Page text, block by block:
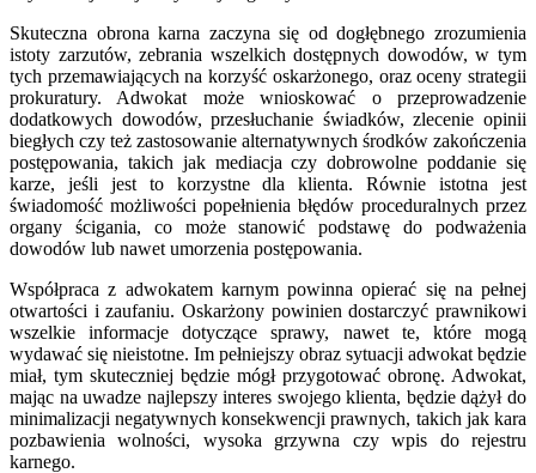
Skuteczna obrona karna zaczyna się od dogłębnego zrozumienia
istoty zarzutów, zebrania wszelkich dostępnych dowodów, w tym
tych przemawiających na korzyść oskarżonego, oraz oceny strategii
prokuratury. Adwokat może wnioskować o przeprowadzenie
dodatkowych dowodów, przesłuchanie świadków, zlecenie opinii
biegłych czy też zastosowanie alternatywnych środków zakończenia
postępowania, takich jak mediacja czy dobrowolne poddanie się
karze, jeśli jest to korzystne dla klienta. Równie istotna jest
świadomość możliwości popełnienia błędów proceduralnych przez
organy ścigania, co może stanowić podstawę do podważenia
dowodów lub nawet umorzenia postępowania.
Współpraca z adwokatem karnym powinna opierać się na pełnej
otwartości i zaufaniu. Oskarżony powinien dostarczyć prawnikowi
wszelkie informacje dotyczące sprawy, nawet te, które mogą
wydawać się nieistotne. Im pełniejszy obraz sytuacji adwokat będzie
miał, tym skuteczniej będzie mógł przygotować obronę. Adwokat,
mając na uwadze najlepszy interes swojego klienta, będzie dążył do
minimalizacji negatywnych konsekwencji prawnych, takich jak kara
pozbawienia wolności, wysoka grzywna czy wpis do rejestru
karnego.